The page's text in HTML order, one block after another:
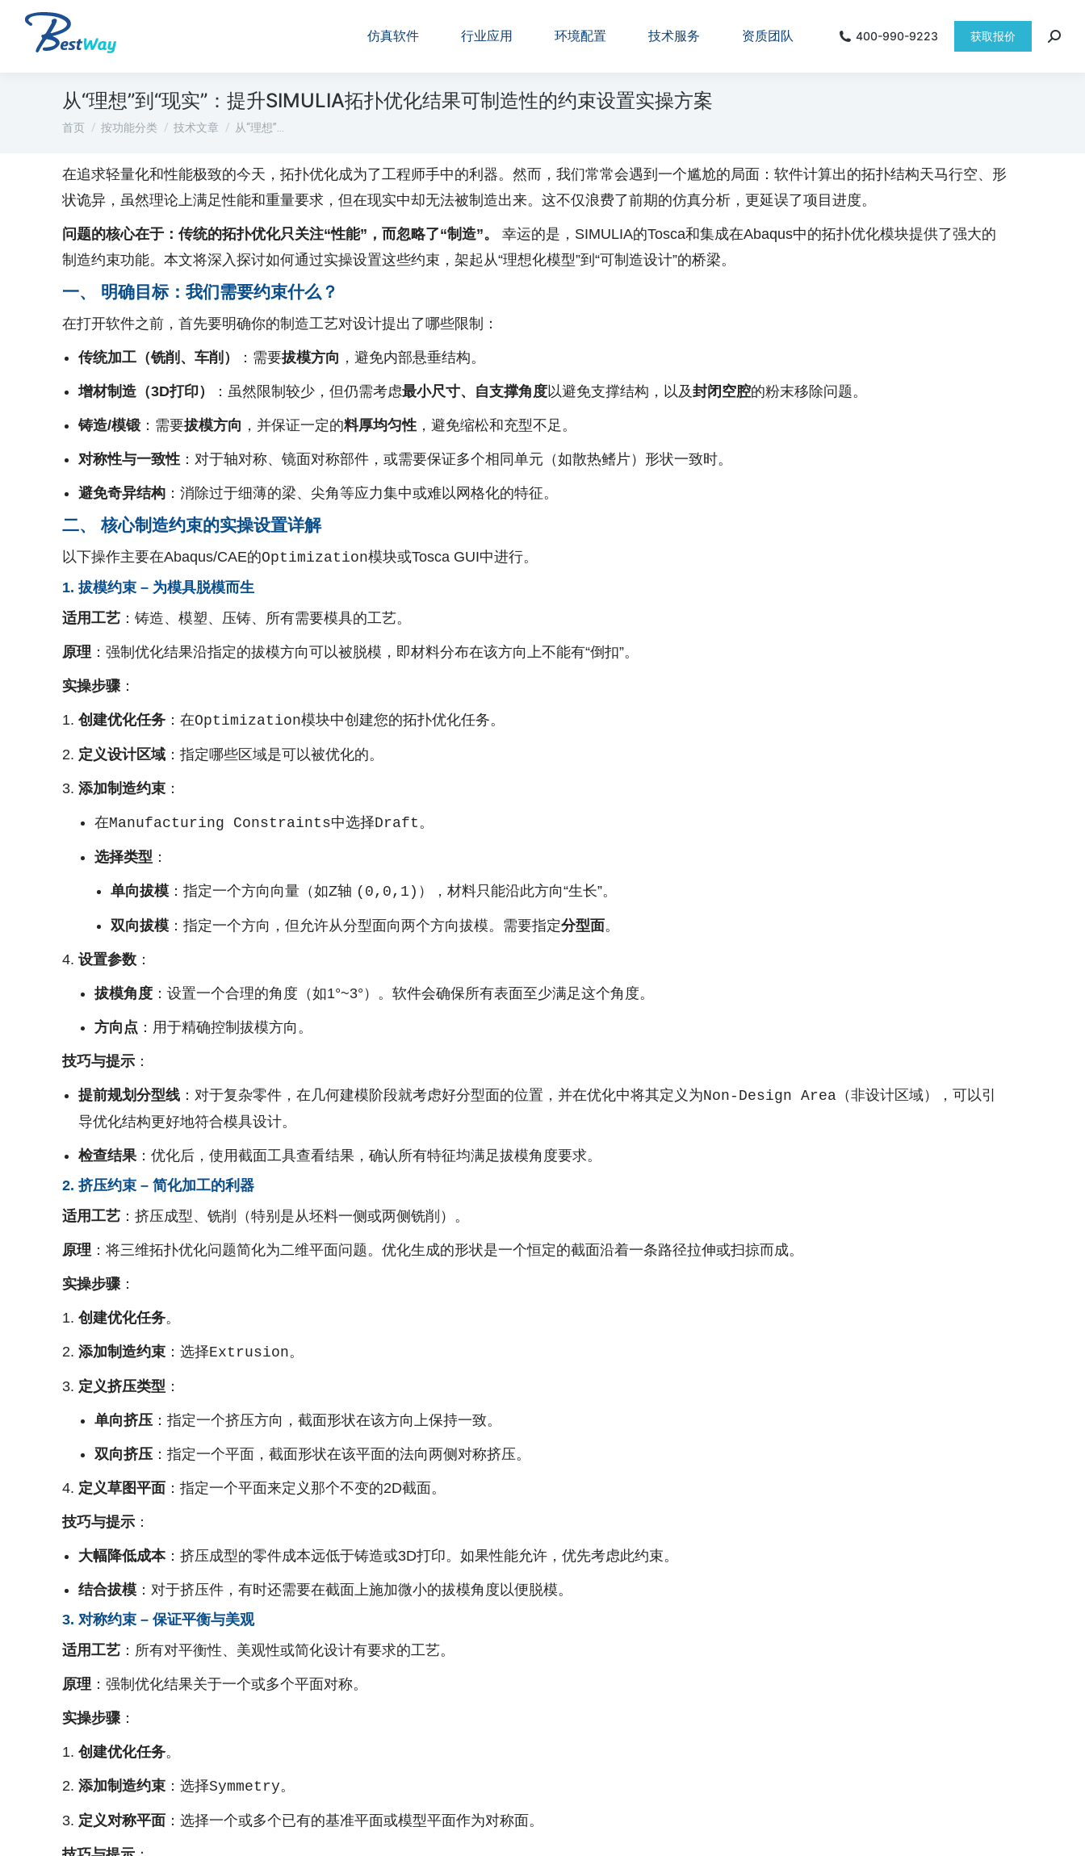
仿真软件 行业应用 环境配置 技术服务 资质团队 400-990-9223 获取报价
从“理想”到“现实”：提升SIMULIA拓扑优化结果可制造性的约束设置实操方案
您在这里：
首页 按功能分类 技术文章 从“理想”…
在追求轻量化和性能极致的今天，拓扑优化成为了工程师手中的利器。然而，我们常常会遇到一个尴尬的局面：软件计算出的拓扑结构天马行空、形
状诡异，虽然理论上满足性能和重量要求，但在现实中却无法被制造出来。这不仅浪费了前期的仿真分析，更延误了项目进度。
问题的核心在于：传统的拓扑优化只关注“性能”，而忽略了“制造”。
幸运的是，SIMULIA的Tosca和集成在Abaqus中的拓扑优化模块提供了强大的
制造约束功能。本文将深入探讨如何通过实操设置这些约束，架起从“理想化模型”到“可制造设计”的桥梁。
一、 明确目标：我们需要约束什么？
在打开软件之前，首先要明确你的制造工艺对设计提出了哪些限制：
传统加工（铣削、车削） ：需要拔模方向 ，避免内部悬垂结构。
增材制造（3D打印） ：虽然限制较少，但仍需考虑最小尺寸、自支撑角度以避免支撑结构，以及封闭空腔的粉末移除问题。
铸造/模锻：需要拔模方向 ，并保证一定的料厚均匀性 ，避免缩松和充型不足。
对称性与一致性 ：对于轴对称、镜面对称部件，或需要保证多个相同单元（如散热鳍片）形状一致时。
避免奇异结构 ：消除过于细薄的梁、尖角等应力集中或难以网格化的特征。
二、 核心制造约束的实操设置详解
以下操作主要在Abaqus/CAE的Optimization模块或Tosca GUI中进行。
1. 拔模约束 – 为模具脱模而生
适用工艺 ：铸造、模塑、压铸、所有需要模具的工艺。
原理 ：强制优化结果沿指定的拔模方向可以被脱模，即材料分布在该方向上不能有“倒扣”。
实操步骤：
创建优化任务 ：在Optimization模块中创建您的拓扑优化任务。
定义设计区域 ：指定哪些区域是可以被优化的。
添加制造约束 ：
在Manufacturing Constraints中选择Draft。
选择类型 ：
单向拔模 ：指定一个方向向量（如Z轴 (0,0,1) ），材料只能沿此方向“生长”。
双向拔模 ：指定一个方向，但允许从分型面向两个方向拔模。需要指定分型面。
设置参数 ：
拔模角度 ：设置一个合理的角度（如1°~3°）。软件会确保所有表面至少满足这个角度。
方向点 ：用于精确控制拔模方向。
技巧与提示 ：
提前规划分型线 ：对于复杂零件，在几何建模阶段就考虑好分型面的位置，并在优化中将其定义为Non-Design Area （非设计区域），可以引
导优化结构更好地符合模具设计。
检查结果：优化后，使用截面工具查看结果，确认所有特征均满足拔模角度要求。
2. 挤压约束 – 简化加工的利器
适用工艺 ：挤压成型、铣削（特别是从坯料一侧或两侧铣削）。
原理 ：将三维拓扑优化问题简化为二维平面问题。优化生成的形状是一个恒定的截面沿着一条路径拉伸或扫掠而成。
实操步骤：
创建优化任务。
添加制造约束 ：选择Extrusion。
定义挤压类型 ：
单向挤压 ：指定一个挤压方向，截面形状在该方向上保持一致。
双向挤压 ：指定一个平面，截面形状在该平面的法向两侧对称挤压。
定义草图平面 ：指定一个平面来定义那个不变的2D截面。
技巧与提示 ：
大幅降低成本：挤压成型的零件成本远低于铸造或3D打印。如果性能允许，优先考虑此约束。
结合拔模 ：对于挤压件，有时还需要在截面上施加微小的拔模角度以便脱模。
3. 对称约束 – 保证平衡与美观
适用工艺 ：所有对平衡性、美观性或简化设计有要求的工艺。
原理 ：强制优化结果关于一个或多个平面对称。
实操步骤：
创建优化任务。
添加制造约束 ：选择Symmetry。
定义对称平面 ：选择一个或多个已有的基准平面或模型平面作为对称面。